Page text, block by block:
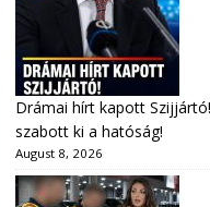
Drámai hírt kapott
szabott ki a hatóság!
August 8, 2026